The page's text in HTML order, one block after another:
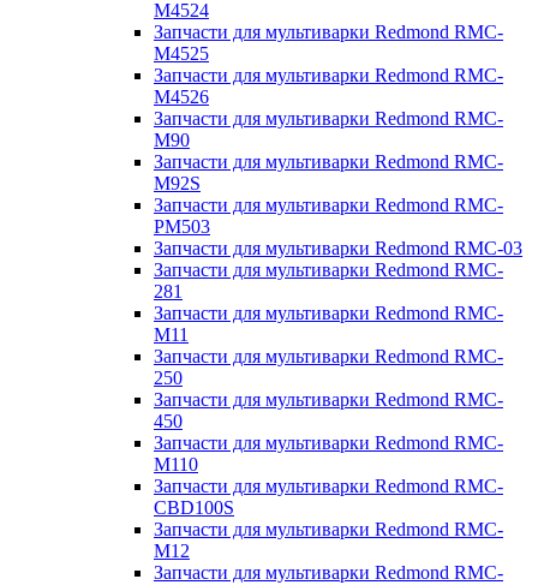
M4524
Запчасти для мультиварки Redmond RMC-
M4525
Запчасти для мультиварки Redmond RMC-
M4526
Запчасти для мультиварки Redmond RMC-
M90
Запчасти для мультиварки Redmond RMC-
M92S
Запчасти для мультиварки Redmond RMC-
PM503
Запчасти для мультиварки Redmond RMC-03
Запчасти для мультиварки Redmond RMC-
281
Запчасти для мультиварки Redmond RMC-
M11
Запчасти для мультиварки Redmond RMC-
250
Запчасти для мультиварки Redmond RMC-
450
Запчасти для мультиварки Redmond RMC-
M110
Запчасти для мультиварки Redmond RMC-
CBD100S
Запчасти для мультиварки Redmond RMC-
M12
Запчасти для мультиварки Redmond RMC-